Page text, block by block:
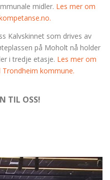
midler. Les mer om
Kalvskinnet som drives av
på Moholt nå holder
i tredje etasje. Les mer om
kommune.
TIL OSS!